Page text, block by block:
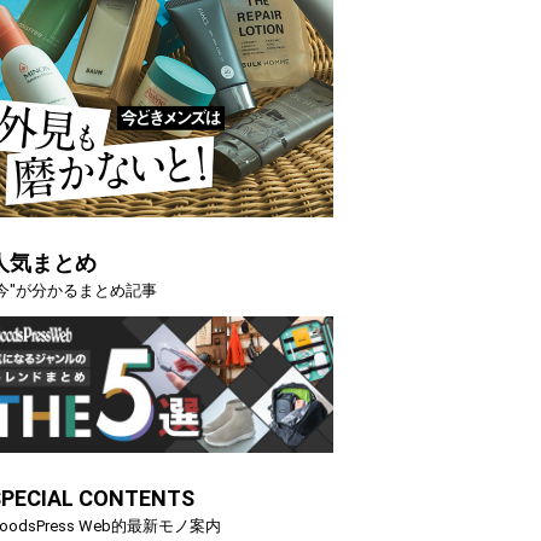
気まとめ
"が分かるまとめ記事
CONTENTS
Web的最新モノ案内